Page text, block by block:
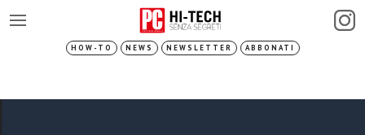
HOW-TO NEWS NEWSLETTER ABBONATI